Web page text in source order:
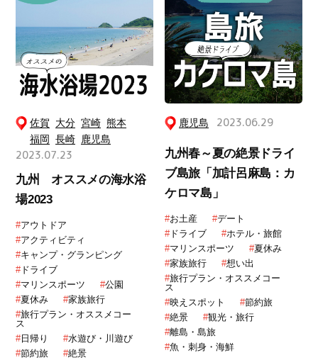
佐賀 大分 宮崎 熊本
福岡 長崎 鹿児島
2023.07.23
九州 オススメの海水浴
場2023
#アウトドア
#アクティビティ
#キャンプ・グランピング
#ドライブ
#マリンスポーツ #公園
#夏休み #家族旅行
#旅行プラン・オススメコー
ス
#日帰り #水遊び・川遊び
#節約旅 #絶景
鹿児島 2023.06.29
九州春～夏の絶景ドライ
ブ島旅「加計呂麻島：カ
ケロマ島」
#お土産 #デート
#ドライブ #ホテル・旅館
#マリンスポーツ #夏休み
#家族旅行 #想い出
#旅行プラン・オススメコー
ス
#映えスポット #節約旅
#絶景 #観光・旅行
#離島・島旅
#魚・刺身・海鮮